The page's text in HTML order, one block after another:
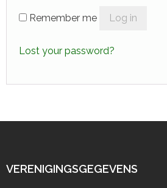
Remember me Log in
Lost your password?
VERENIGINGSGEGEVENS